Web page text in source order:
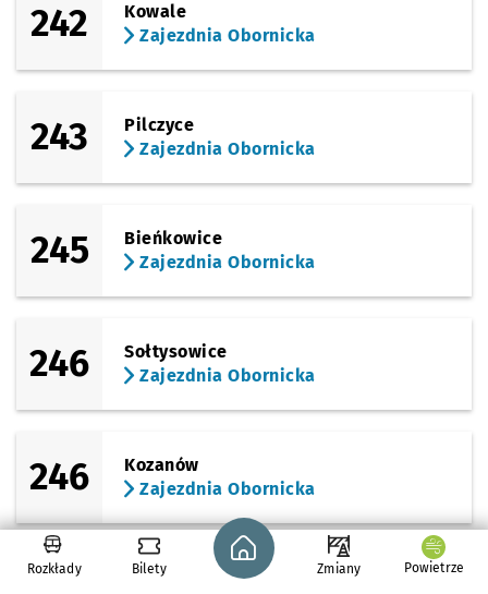
242
Kowale
Zajezdnia Obornicka
243
Pilczyce
Zajezdnia Obornicka
245
Bieńkowice
Zajezdnia Obornicka
246
Sołtysowice
Zajezdnia Obornicka
246
Kozanów
Zajezdnia Obornicka
Petrusewicza
Rozkłady Bilety
Strona główna - wroclaw.pl
Zmiany Powietrze